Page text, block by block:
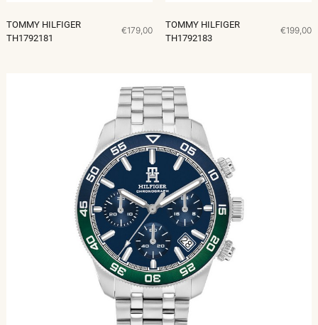
TOMMY HILFIGER
TH1792181
€179,00
TOMMY HILFIGER
TH1792183
€199,00